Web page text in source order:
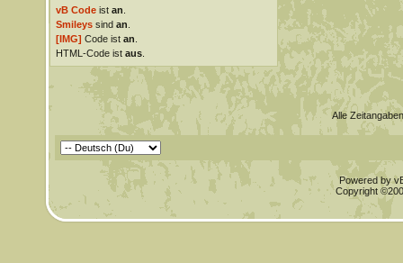
vB Codeist an
Smileyssind an
[IMG] Code ist an
HTML-Code ist aus.
Alle
Powered by
Copyright